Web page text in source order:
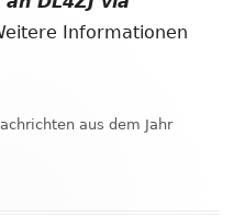
Informationen
aus dem Jahr